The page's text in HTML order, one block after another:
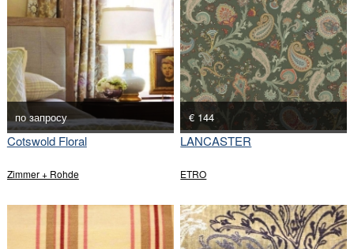
по запросу
Cotswold Floral
Zimmer + Rohde
€ 144
LANCASTER
ETRO